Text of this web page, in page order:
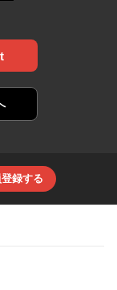
録する